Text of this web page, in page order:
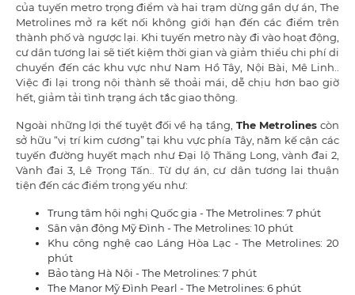
của tuyến metro trọng điểm và hai trạm dừng gần dự án, The
Metrolines mở ra kết nối không giới hạn đến các điểm trên
thành phố và ngược lại. Khi tuyến metro này đi vào hoạt động,
cư dân tương lai sẽ tiết kiệm thời gian và giảm thiểu chi phí di
chuyển đến các khu vực như Nam Hồ Tây, Nội Bài, Mê Linh..
Việc đi lại trong nội thành sẽ thoải mái, dễ chịu hơn bao giờ
hết, giảm tải tình trạng ách tắc giao thông.
Ngoài những lợi thế tuyệt đối về hạ tầng, The Metrolines còn
sở hữu “vị trí kim cương” tại khu vực phía Tây, nằm kế cận các
tuyến đường huyết mạch như Đại lộ Thăng Long, vành đai 2,
Vành đai 3, Lê Trọng Tấn.. Từ dự án, cư dân tương lai thuận
tiện đến các điểm trọng yếu như:
Trung tâm hội nghị Quốc gia - The Metrolines: 7 phút
Sân vận động Mỹ Đình - The Metrolines: 10 phút
Khu công nghệ cao Láng Hòa Lạc - The Metrolines: 20
phút
Bảo tàng Hà Nội - The Metrolines: 7 phút
The Manor Mỹ Đình Pearl - The Metrolines: 6 phút